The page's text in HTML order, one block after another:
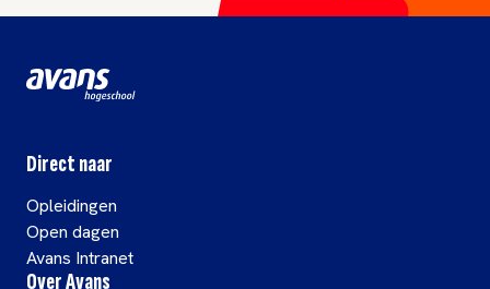
Direct naar
Opleidingen
Open dagen
Avans Intranet
Over Avans